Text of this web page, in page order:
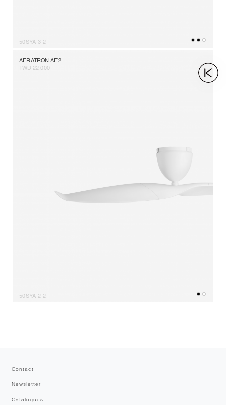
50SYA-3-2
AERATRON AE2
TWD 22,000
50SYA-2-2
Contact
Newsletter
Catalogues